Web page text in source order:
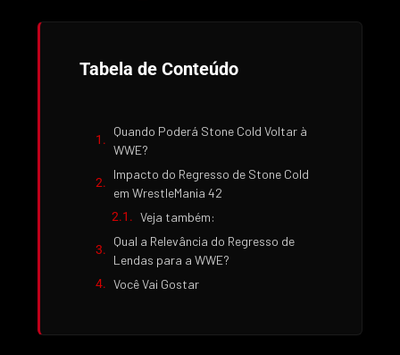
Tabela de Conteúdo
Quando Poderá Stone Cold Voltar à
WWE?
Impacto do Regresso de Stone Cold
em WrestleMania 42
Veja também:
Qual a Relevância do Regresso de
Lendas para a WWE?
Você Vai Gostar